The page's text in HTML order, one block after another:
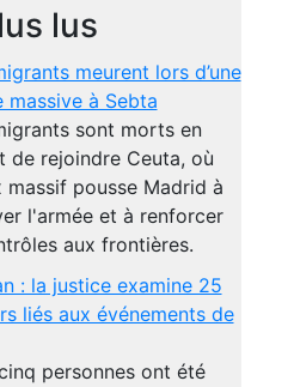
lus
meurent lors d’une
massive à Sebta
sont morts en
de rejoindre Ceuta, où
massif pousse Madrid à
l'armée et à renforcer
aux frontières.
: la justice examine 25
liés aux événements de
personnes ont été